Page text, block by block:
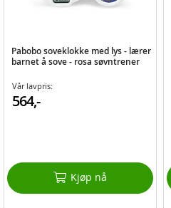
Pabobo soveklokke med lys - lærer
barnet å sove - rosa søvntrener
Vår lavpris:
564,-
Kjøp nå